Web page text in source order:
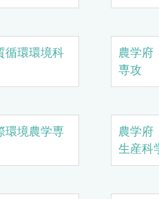
環環境科
農学
専攻
境農学専
農学
生産科